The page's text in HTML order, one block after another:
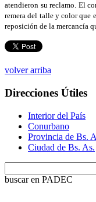
atendieron su reclamo. El
remera del talle y color que
reposición de la mercancía
volver arriba
Direcciones Útiles
Interior del País
Conurbano
Provincia de Bs.
Ciudad de Bs. As.
buscar en PADEC